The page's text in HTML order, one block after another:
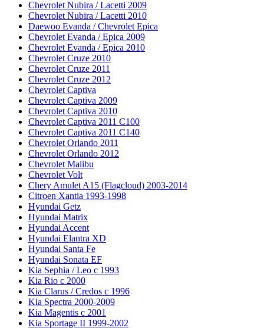
Chevrolet Nubira / Lacetti 2009
Chevrolet Nubira / Lacetti 2010
Daewoo Evanda / Chevrolet Epica
Chevrolet Evanda / Epica 2009
Chevrolet Evanda / Epica 2010
Chevrolet Cruze 2010
Chevrolet Cruze 2011
Chevrolet Cruze 2012
Chevrolet Captiva
Chevrolet Captiva 2009
Chevrolet Captiva 2010
Chevrolet Captiva 2011 C100
Chevrolet Captiva 2011 C140
Chevrolet Orlando 2011
Chevrolet Orlando 2012
Chevrolet Malibu
Chevrolet Volt
Chery Amulet A15 (Flagcloud) 2003-2014
Citroen Xantia 1993-1998
Hyundai Getz
Hyundai Matrix
Hyundai Accent
Hyundai Elantra XD
Hyundai Santa Fe
Hyundai Sonata EF
Kia Sephia / Leo с 1993
Kia Rio с 2000
Kia Clarus / Credos с 1996
Kia Spectra 2000-2009
Kia Magentis с 2001
Kia Sportage II 1999-2002